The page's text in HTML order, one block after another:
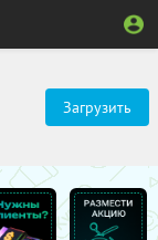
Загрузить